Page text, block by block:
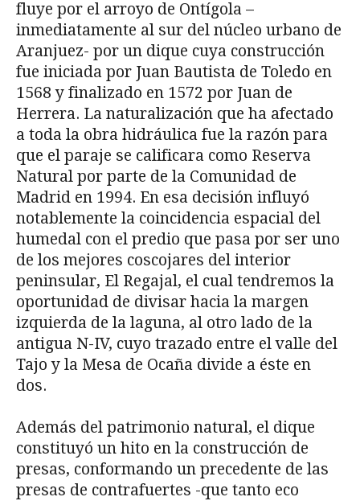
fluye por el arroyo de Ontígola –
inmediatamente al sur del núcleo urbano de
Aranjuez- por un dique cuya construcción
fue iniciada por Juan Bautista de Toledo en
1568 y finalizado en 1572 por Juan de
Herrera. La naturalización que ha afectado
a toda la obra hidráulica fue la razón para
que el paraje se calificara como Reserva
Natural por parte de la Comunidad de
Madrid en 1994. En esa decisión influyó
notablemente la coincidencia espacial del
humedal con el predio que pasa por ser uno
de los mejores coscojares del interior
peninsular, El Regajal, el cual tendremos la
oportunidad de divisar hacia la margen
izquierda de la laguna, al otro lado de la
antigua N-IV, cuyo trazado entre el valle del
Tajo y la Mesa de Ocaña divide a éste en
dos.
Además del patrimonio natural, el dique
constituyó un hito en la construcción de
presas, conformando un precedente de las
presas de contrafuertes -que tanto eco